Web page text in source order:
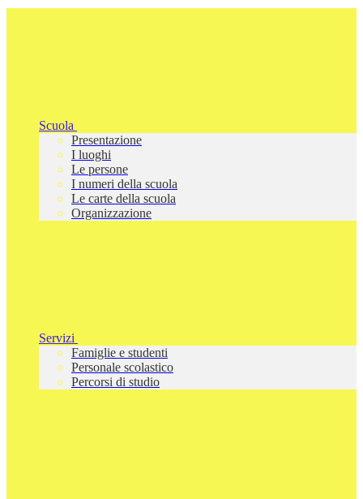
Scuola
Presentazione
I luoghi
Le persone
I numeri della scuola
Le carte della scuola
Organizzazione
Servizi
Famiglie e studenti
Personale scolastico
Percorsi di studio